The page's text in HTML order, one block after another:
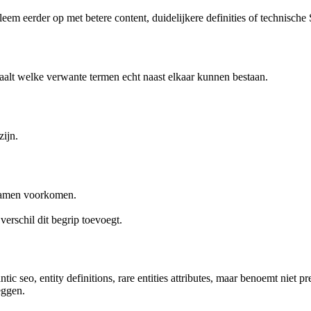
eerder op met betere content, duidelijkere definities of technische
welke verwante termen echt naast elkaar kunnen bestaan.
voorkomen.
dit begrip toevoegt.
seo, entity definitions, rare entities attributes, maar benoemt niet